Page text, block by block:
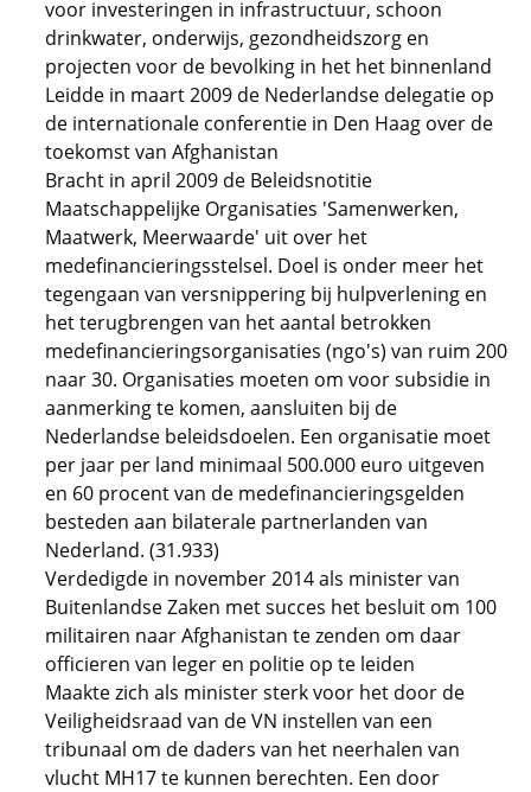
voor investeringen in infrastructuur, schoon
drinkwater, onderwijs, gezondheidszorg en
projecten voor de bevolking in het het binnenland
Leidde in maart 2009 de Nederlandse delegatie op
de internationale conferentie in Den Haag over de
toekomst van Afghanistan
Bracht in april 2009 de Beleidsnotitie
Maatschappelijke Organisaties 'Samenwerken,
Maatwerk, Meerwaarde' uit over het
medefinancieringsstelsel. Doel is onder meer het
tegengaan van versnippering bij hulpverlening en
het terugbrengen van het aantal betrokken
medefinancieringsorganisaties (ngo's) van ruim 200
naar 30. Organisaties moeten om voor subsidie in
aanmerking te komen, aansluiten bij de
Nederlandse beleidsdoelen. Een organisatie moet
per jaar per land minimaal 500.000 euro uitgeven
en 60 procent van de medefinancieringsgelden
besteden aan bilaterale partnerlanden van
Nederland. (31.933)
Verdedigde in november 2014 als minister van
Buitenlandse Zaken met succes het besluit om 100
militairen naar Afghanistan te zenden om daar
officieren van leger en politie op te leiden
Maakte zich als minister sterk voor het door de
Veiligheidsraad van de VN instellen van een
tribunaal om de daders van het neerhalen van
vlucht MH17 te kunnen berechten. Een door